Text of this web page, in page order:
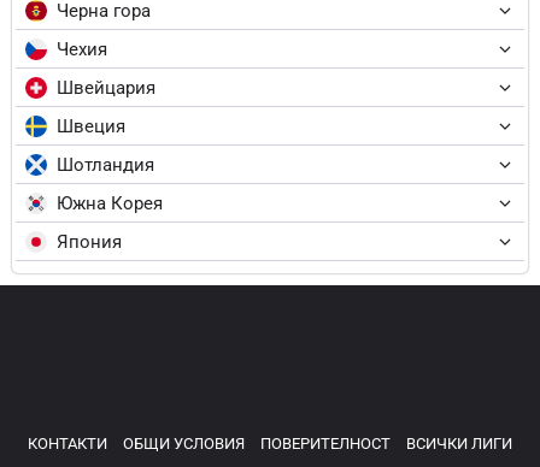
Черна гора
Чехия
Швейцария
Швеция
Шотландия
Южна Корея
Япония
КОНТАКТИ ОБЩИ УСЛОВИЯ ПОВЕРИТЕЛНОСТ ВСИЧКИ ЛИГИ